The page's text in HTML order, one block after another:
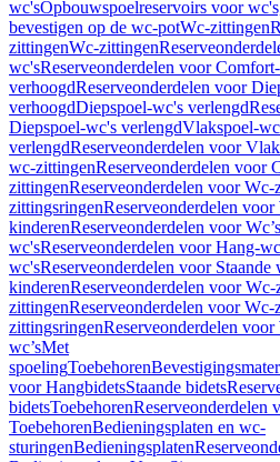
wc'sOpbouwspoelreservoirs voor
bevestigen op de wc-potWc-zittingen
zittingenWc-zittingen
wc'sReserveonderdelen voor
verhoogdReserveonderdelen voor
verhoogdDiepspoel-wc's verlengd
Diepspoel-wc's verlengdVlakspoel-
verlengdReserveonderdelen voor
wc-zittingenReserveonderdelen voor
zittingenReserveonderdelen voor Wc-
zittingsringenReserveonderdelen
kinderenReserveonderdelen voor
wc'sReserveonderdelen voor Hang-
wc'sReserveonderdelen voor Staande
kinderenReserveonderdelen voor
zittingenReserveonderdelen voor Wc-
zittingsringenReserveonderdelen
wc’sMet
spoelingToebehoren
voor HangbidetsStaande bidets
bidetsToebehorenReserveonderdelen
ToebehorenBedieningsplaten en wc-
sturingenBedieningsplaten